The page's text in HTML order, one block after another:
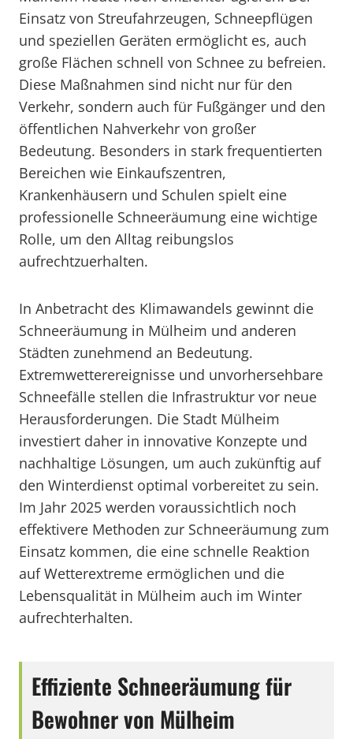
Einsatz von Streufahrzeugen, Schneepflügen
und speziellen Geräten ermöglicht es, auch
große Flächen schnell von Schnee zu befreien.
Diese Maßnahmen sind nicht nur für den
Verkehr, sondern auch für Fußgänger und den
öffentlichen Nahverkehr von großer
Bedeutung. Besonders in stark frequentierten
Bereichen wie Einkaufszentren,
Krankenhäusern und Schulen spielt eine
professionelle Schneeräumung eine wichtige
Rolle, um den Alltag reibungslos
aufrechtzuerhalten.
In Anbetracht des Klimawandels gewinnt die
Schneeräumung in Mülheim und anderen
Städten zunehmend an Bedeutung.
Extremwetterereignisse und unvorhersehbare
Schneefälle stellen die Infrastruktur vor neue
Herausforderungen. Die Stadt Mülheim
investiert daher in innovative Konzepte und
nachhaltige Lösungen, um auch zukünftig auf
den Winterdienst optimal vorbereitet zu sein.
Im Jahr 2025 werden voraussichtlich noch
effektivere Methoden zur Schneeräumung zum
Einsatz kommen, die eine schnelle Reaktion
auf Wetterextreme ermöglichen und die
Lebensqualität in Mülheim auch im Winter
aufrechterhalten.
Effiziente Schneeräumung für
Bewohner von Mülheim